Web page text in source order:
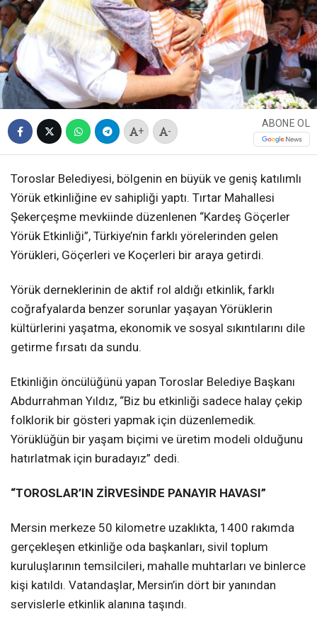
+ -
ABONE OL
Toroslar Belediyesi, bölgenin en büyük ve geniş katılımlı
Yörük etkinliğine ev sahipliği yaptı. Tırtar Mahallesi
Şekerçeşme mevkiinde düzenlenen “Kardeş Göçerler
Yörük Etkinliği”, Türkiye’nin farklı yörelerinden gelen
Yörükleri, Göçerleri ve Koçerleri bir araya getirdi.
Yörük derneklerinin de aktif rol aldığı etkinlik, farklı
coğrafyalarda benzer sorunlar yaşayan Yörüklerin
kültürlerini yaşatma, ekonomik ve sosyal sıkıntılarını dile
getirme fırsatı da sundu.
Etkinliğin öncülüğünü yapan Toroslar Belediye Başkanı
Abdurrahman Yıldız, “Biz bu etkinliği sadece halay çekip
folklorik bir gösteri yapmak için düzenlemedik.
Yörüklüğün bir yaşam biçimi ve üretim modeli olduğunu
hatırlatmak için buradayız” dedi.
“TOROSLAR’IN ZİRVESİNDE PANAYIR HAVASI”
Mersin merkeze 50 kilometre uzaklıkta, 1400 rakımda
gerçekleşen etkinliğe oda başkanları, sivil toplum
kuruluşlarının temsilcileri, mahalle muhtarları ve binlerce
kişi katıldı. Vatandaşlar, Mersin’in dört bir yanından
servislerle etkinlik alanına taşındı.